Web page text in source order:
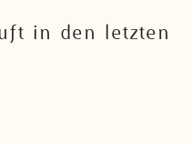
in den letzten